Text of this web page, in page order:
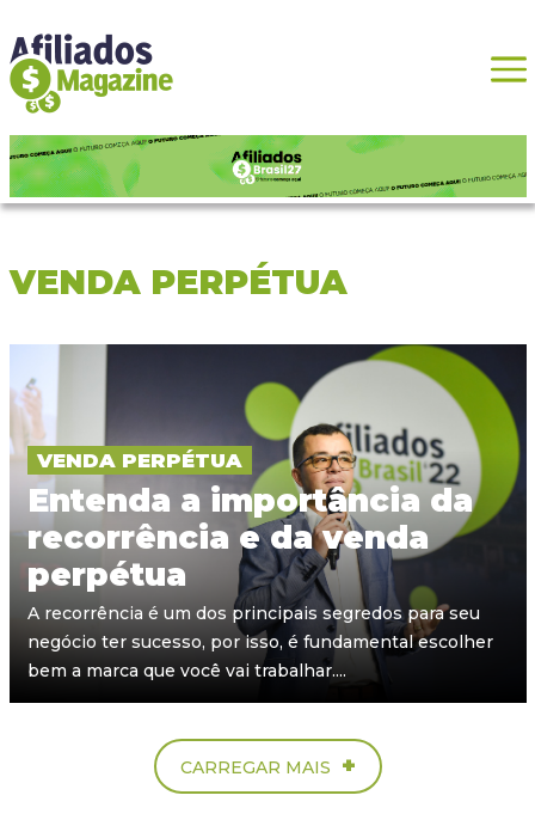
VENDA PERPÉTUA
VENDA PERPÉTUA
Entenda a importância da
recorrência e da venda
perpétua
A recorrência é um dos principais segredos para seu
negócio ter sucesso, por isso, é fundamental escolher
bem a marca que você vai trabalhar....
CARREGAR MAIS +